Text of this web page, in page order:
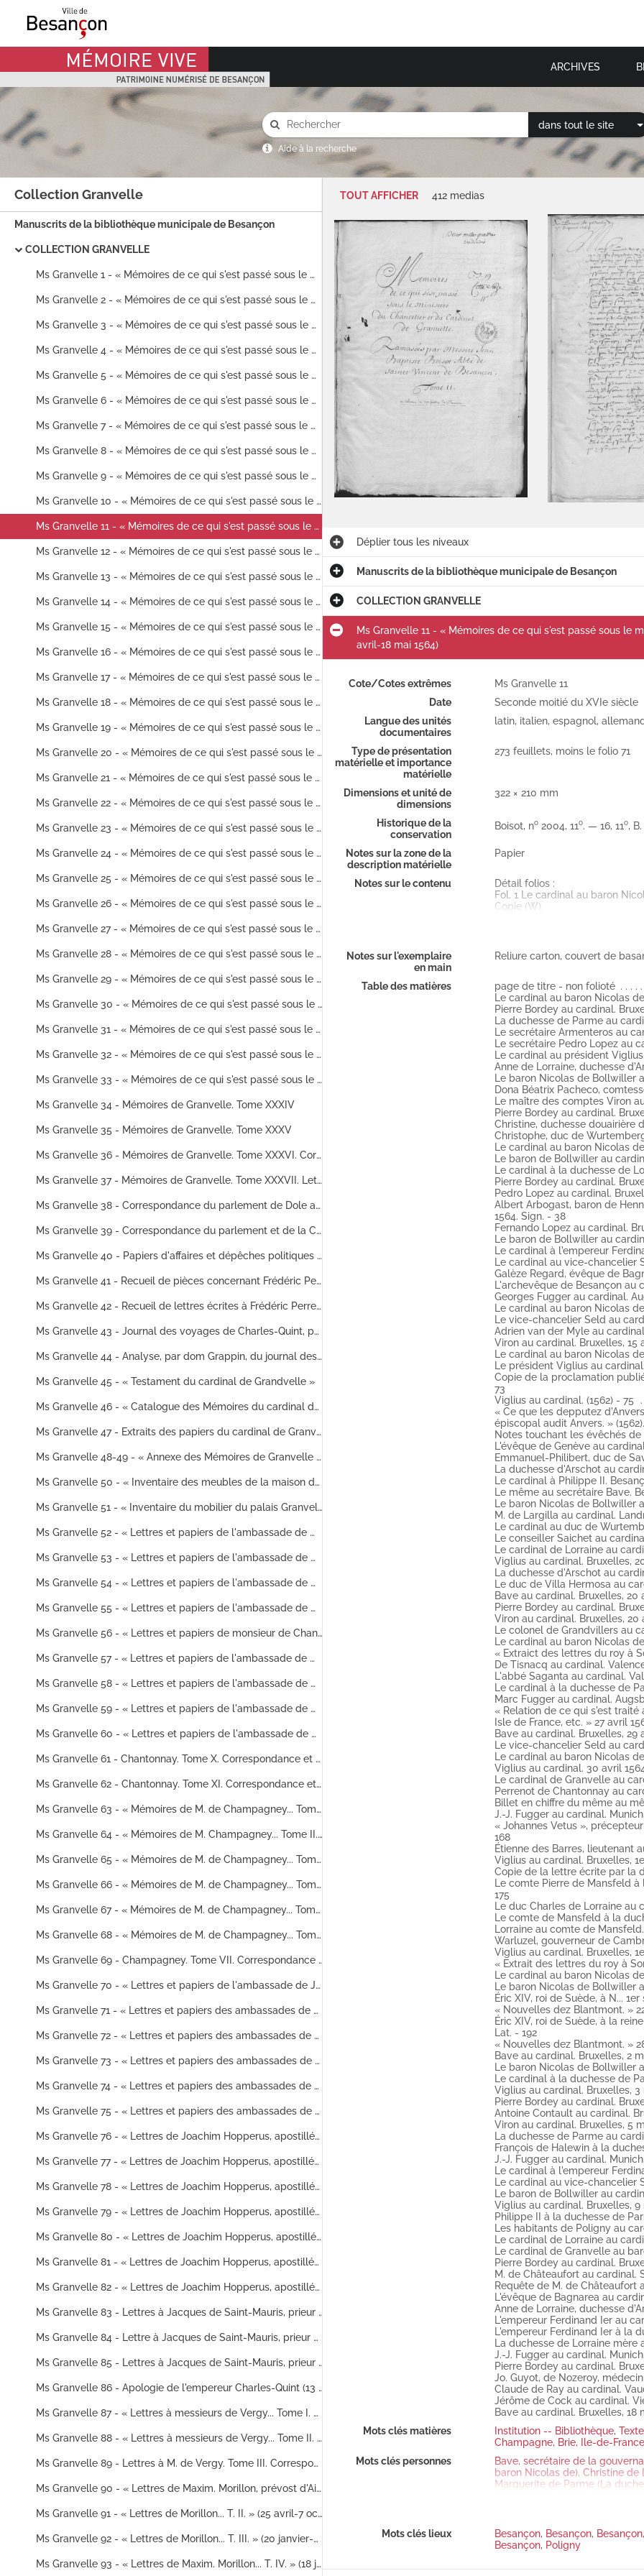
Mémoire Vive patrimoine numérisé de Besançon ARCHIVES
dans tout le site
Aide à la recherche
Collection Granvelle
Manuscrits de la bibliothèque municipale de Besançon
COLLECTION GRANVELLE
Ms Granvelle 1 - « Mémoires de ce qui s'est passé sous le ministère du chancelier et du cardinal de Granvelle, ramassées (sic) par messire Jean-Baptiste Boisot, abbé de Sainct-Vincent de Besançon. Tome I. » (1408-1529)
Ms Granvelle 2 - « Mémoires de ce qui s'est passé sous le ministère du chancelier et du cardinal de Granvelle... Tome II. » (1530-1536)
Ms Granvelle 3 - « Mémoires de ce qui s'est passé sous le ministère du chancelier et du cardinal de Granvelle... Tome III. » (1529-1546)
Ms Granvelle 4 - « Mémoires de ce qui s'est passé sous le ministère du chancelier et du cardinal de Granvelle... Tome IV. » (1546-1607)
Ms Granvelle 5 - « Mémoires de ce qui s'est passé sous le ministère du chancelier et du cardinal de Granvelle... Tome V. » (1539-1558)
Ms Granvelle 6 - « Mémoires de ce qui s'est passé sous le ministère du chancelier et du cardinal de Granvelle... Tome VI. » (1531-1561)
Ms Granvelle 7 - « Mémoires de ce qui s'est passé sous le ministère du chancelier et du cardinal de Granvelle... Tome VII. » (1560-1562)
Ms Granvelle 8 - « Mémoires de ce qui s'est passé sous le ministère du chancelier et du cardinal de Granvelle... » Tome VII. (1562-1563)
Ms Granvelle 9 - « Mémoires de ce qui s'est passé sous le ministère du chancelier et du cardinal de Granvelle... Tome IX. » (1563)
Ms Granvelle 10 - « Mémoires de ce qui s'est passé sous le ministère du chancelier et du cardinal de Granvelle... Tome X. » (2 janvier-31 mars 1564)
Ms Granvelle 11 - « Mémoires de ce qui s'est passé sous le ministère du chancelier et du cardinal de Granvelle... Tome XI. » (2 avril-18 mai 1564)
Ms Granvelle 12 - « Mémoires de ce qui s'est passé sous le ministère du chancelier et du cardinal de Granvelle... Tome XII. » (18 mai-30 juin 1564)
Ms Granvelle 13 - « Mémoires de ce qui s'est passé sous le ministère du chancelier et du cardinal de Granvelle. Tome XIII. » (1er juillet-31 août 1564)
Ms Granvelle 14 - « Mémoires de ce qui s'est passé sous le ministère du chancelier et du cardinal de Granvelle... Tome XIV. » (1er septembre-31 octobre 1564)
Ms Granvelle 15 - « Mémoires de ce qui s'est passé sous le ministère du chancelier et du cardinal de Granvelle... Tome XV. » (1er septembre-30 novembre 1564)
Ms Granvelle 16 - « Mémoires de ce qui s'est passé sous le ministère du chancelier et du cardinal de Granvelle... Tome XVI. » (Fin 1564-27 février 1565)
Ms Granvelle 17 - « Mémoires de ce qui s'est passé sous le ministère du chancelier et du cardinal de Granvelle... Tome XVII. » (1er janvier-29 avril 1565)
Ms Granvelle 18 - « Mémoires de ce qui s'est passé sous le ministère du chancelier et du cardinal de Granvelle... Tome XVIII. » (1er mai-30 juin 1565)
Ms Granvelle 19 - « Mémoires de ce qui s'est passé sous le ministère du cardinal et du chancelier de Granvelle... Tome XIX. » (1er juillet-15 août 1565)
Ms Granvelle 20 - « Mémoires de ce qui s'est passé sous le ministère du chancelier et du cardinal de Granvelle... Tome XX. » (1er septembre 1565-31 octobre 1565)
Ms Granvelle 21 - « Mémoires de ce qui s'est passé sous le ministère du chancelier et du cardinal de Granvelle... Tome XXI »
Ms Granvelle 22 - « Mémoires de ce qui s'est passé sous le ministère du chancelier et du cardinal de Granvelle... Tome XXII. » (1er janvier 1566-30 juin 1566
Ms Granvelle 23 - « Mémoires de ce qui s'est passé sous le ministère du chancelier et du cardinal de Granvelle... Tome XXIII »
Ms Granvelle 24 - « Mémoires de ce qui s'est passé sous le ministère du cardinal et du chancelier de Granvelle... Tome XXIV »
Ms Granvelle 25 - « Mémoires de ce qui s'est passé sous le ministère du chancelier et du cardinal de Granvelle... Tome XXV. » (1er avril 1565-30 décembre 1567)
Ms Granvelle 26 - « Mémoires de ce qui s'est passé sous le ministère du chancelier et du cardinal de Granvelle... Tome XXVI »
Ms Granvelle 27 - « Mémoires de ce qui s'est passé sous le ministère du chancelier et du cardinal de Granvelle... Tome XXVII. » (23 janvier 1569-31 décembre 1570)
Ms Granvelle 28 - « Mémoires de ce qui s'est passé sous le ministère du chancelier et du cardinal de Granvelle... Tome XXVIII. » (8 janvier 1571-23 décembre 1572)
Ms Granvelle 29 - « Mémoires de ce qui s'est passé sous le ministère du chancelier et du cardinal de Granvelle... Tome XXIX. » (13 janvier 1573-31 décembre 1574)
Ms Granvelle 30 - « Mémoires de ce qui s'est passé sous le ministère du chancelier et du cardinal de Granvelle... Tome XXX. » (3 janvier 1575-26 décembre 1578)
Ms Granvelle 31 - « Mémoires de ce qui s'est passé sous le ministère du chancelier et du cardinal de Granvelle... Tome XXXI. » (5 janvier 1579-23 décembre 1581)
Ms Granvelle 32 - « Mémoires de ce qui s'est passé sous le ministère du chancelier et du cardinal de Granvelle... Tome XXXII. » (13 janvier 1582-31 décembre 1582)
Ms Granvelle 33 - « Mémoires de ce qui s'est passé sous le ministère du chancelier et du cardinal de Granvelle... Tome XXXIII. » (2 janvier 1583 à la mort du cardinal)
Ms Granvelle 34 - Mémoires de Granvelle. Tome XXXIV
Ms Granvelle 35 - Mémoires de Granvelle. Tome XXXV
Ms Granvelle 36 - Mémoires de Granvelle. Tome XXXVI. Correspondance diverse, en majeure partie adressée au cardinal (septembre 1502-26 mai 1592)
Ms Granvelle 37 - Mémoires de Granvelle. Tome XXXVII. Lettres diverses adressées au cardinal, notamment la correspondance de Marguerite, duchesse de Parme (Août 1580-9 mars 1583)
Ms Granvelle 38 - Correspondance du parlement de Dole avec le gouverneur de la Franche-Comté, et diverses lettres de celui-ci concernant les affaires publiques de cette province. (1561-1648)
Ms Granvelle 39 - Correspondance du parlement et de la Chambre des comptes de Dole avec le gouverneur de la Franche-Comté ; diverses pièces jointes à cette correspondance et quelques lettres reçues par Frédéric Perrenot. 1545-1594
Ms Granvelle 40 - Papiers d'affaires et dépêches politiques de la famille Perrenot de Granvelle
Ms Granvelle 41 - Recueil de pièces concernant Frédéric Perrenot de Granvelle, seigneur de Champagney
Ms Granvelle 42 - Recueil de lettres écrites à Frédéric Perrenot, chef des finances de Flandre, et à divers gouverneurs de la Franche-Comté, sur les événements concernant cette province
Ms Granvelle 43 - Journal des voyages de Charles-Quint, par J. Vandenesse
Ms Granvelle 44 - Analyse, par dom Grappin, du journal des voyages de Charles-Quint, de J. Vandenesse
Ms Granvelle 45 - « Testament du cardinal de Grandvelle »
Ms Granvelle 46 - « Catalogue des Mémoires du cardinal de Granvelle », dressé par Jean-Baptiste Boisot
Ms Granvelle 47 - Extraits des papiers du cardinal de Granvelle, par l'abbé J.-B. Boisot, etc.
Ms Granvelle 48-49 - « Annexe des Mémoires de Granvelle », par dom Berthod
Ms Granvelle 50 - « Inventaire des meubles de la maison de Granvelle »
Ms Granvelle 51 - « Inventaire du mobilier du palais Granvelle à Besançon en 1607 ; copie faite pour la Bibliothèque de Besançon, d'après deux expéditions appartenant, l'une, à Mr le président Clerc, l'autre, à Mr Varin d'Ainvelle (1863-1882) »
Ms Granvelle 52 - « Lettres et papiers de l'ambassade de monsieur de Chantonnay à l'empereur Maximilien II... Tome I. » (3 février 1566-25 août 1565)
Ms Granvelle 53 - « Lettres et papiers de l'ambassade de M. de Chantonnay à l'empereur Maximilien II... T. II. » (3 septembre-29 décembre 1565)
Ms Granvelle 54 - « Lettres et papiers de l'ambassade de monsieur de Chantonnay à l'empereur Maximilien... Tome III. » (22 février 1566-31 décembre 1566)
Ms Granvelle 55 - « Lettres et papiers de l'ambassade de monsieur de Chantonnay à l'empereur Maximilien... Tome IV. » (27 novembre 1565-18 décembre 1567)
Ms Granvelle 56 - « Lettres et papiers de monsieur de Chantonnay à l'empereur Maximilien... Tome V. » (23 mars 1567-4 décembre 1568)
Ms Granvelle 57 - « Lettres et papiers de l'ambassade de monsieur de Chantonnay à l'empereur Maximilien... Tome VI. » (12 janvier 1569-29 novembre 1569)
Ms Granvelle 58 - « Lettres et papiers de l'ambassade de monsieur de Chantonnay à l'empereur Maximilien... Tome VII. » (2 janvier 1568-1571)
Ms Granvelle 59 - « Lettres et papiers de l'ambassade de monsieur de Chantonnay à l'empereur Maximilien... Tome VIII »
Ms Granvelle 60 - « Lettres et papiers de l'ambassade de monsieur de Chantonnay à l'empereur Maximilien... Tome IX. » (10 décembre 1519-avril 1569)
Ms Granvelle 61 - Chantonnay. Tome X. Correspondance et pièces diverses concernant Thomas Perrenot, sieur de Chantonnay, et surtout son fils François Perrenot, comte de Cantecroy (20 juillet 1550-12 décembre 1607)
Ms Granvelle 62 - Chantonnay. Tome XI. Correspondance et quelques pièces diverses concernant François Perrenot de Granvelle d'Oiselay, comte de Cantecroy, baron de La Villeneuve. (17 janvier 1606-22 septembre 1628)
Ms Granvelle 63 - « Mémoires de M. de Champagney... Tome I. » (22 juin-27 décembre 1593)
Ms Granvelle 64 - « Mémoires de M. Champagney... Tome II. » (1er janvier 1594-24 juin 1594)
Ms Granvelle 65 - « Mémoires de M. de Champagney... Tome III. » (1er juillet 1594-31 décembre 1594)
Ms Granvelle 66 - « Mémoires de M. de Champagney... Tome IV. » (2 janvier 1595-23 décembre 1595)
Ms Granvelle 67 - « Mémoires de M. de Champagney... Tome V. » (14 janvier 1596-31 décembre 1596)
Ms Granvelle 68 - « Mémoires de M. de Champagney... Tome VI. » (5 mars 1597-5 janvier 1613)
Ms Granvelle 69 - Champagney. Tome VII. Correspondance et pièces diverses concernant Frédéric Perrenot, sieur de Champagney
Ms Granvelle 70 - « Lettres et papiers de l'ambassade de Jean de Sainct Mauris en France... » (4 décembre 1544-1582)
Ms Granvelle 71 - « Lettres et papiers des ambassades de Simon Renard... Tome I. » (29 janvier 1548-26 mars 1550 avant Pâques)
Ms Granvelle 72 - « Lettres et papiers des ambassades de Simon Renard... Tome II. » (5 août 1545-24 juillet 1556)
Ms Granvelle 73 - « Lettres et papiers des ambassades de Simon Renard... Tome III. » (Janvier 1553-juillet 1555)
Ms Granvelle 74 - « Lettres et papiers des ambassades de Simon Renard... T. IV »
Ms Granvelle 75 - « Lettres et papiers des ambassades de Simon Renard... T. V. » (Janvier 1555-16 juillet 1592)
Ms Granvelle 76 - « Lettres de Joachim Hopperus, apostillées de la main du roi Philippe second... Tome I. » (10 février 1567-30 avril 1572)
Ms Granvelle 77 - « Lettres de Joachim Hopperus, apostillées de la main du roi Philippe second... Tome II. » (2 mai 1572-17 octobre 1572)
Ms Granvelle 78 - « Lettres de Joachim Hopperus, apostillées de la main du roi Philippe second... Tome III. » (7 janvier 1573-27 décembre 1573)
Ms Granvelle 79 - « Lettres de Joachim Hopperus, apostillées de la main de Philippe second... Tome IV. » (17 janvier 1573-13 décembre 1574)
Ms Granvelle 80 - « Lettres de Joachim Hopperus, apostillées de la main de Philippe second... Tome V. » (3 mai 1575-1576)
Ms Granvelle 81 - « Lettres de Joachim Hopperus, apostillées de la main de Philippe second... Tome VI. » (1er janvier 1576-28 septembre 1576)
Ms Granvelle 82 - « Lettres de Joachim Hopperus, apostillées de la main de Philippe second... Tome VII. » (1576)
Ms Granvelle 83 - Lettres à Jacques de Saint-Mauris, prieur de Bellefontaine, puis abbé de Goailles et Montbenoît. Tome I (22 décembre 1555-25 décembre 1582)
Ms Granvelle 84 - Lettre à Jacques de Saint-Mauris, prieur de Bellefontaine. Tome II. 15 janvier 1583-11 septembre 1586
Ms Granvelle 85 - Lettres à Jacques de Saint-Mauris, prieur de Bellefontaine. Tome III. (28 avril 1559-31 janvier 1601)
Ms Granvelle 86 - Apologie de l'empereur Charles-Quint (13 août 1516-20 août 1537)
Ms Granvelle 87 - « Lettres à messieurs de Vergy... Tome I. » (3 novembre 1510-12 septembre 1598)
Ms Granvelle 88 - « Lettres à messieurs de Vergy... Tome II. » (1er juin 1600-27 février 1627)
Ms Granvelle 89 - Lettres à M. de Vergy. Tome III. Correspondance des gouverneurs de Bourgogne, de la famille de Vergy, comtes de Champlitte, savoir : Guillaume IV (mort en 1520), Claude (1520-1560), Guillaume V (1560-1591), Claude II (1591-1602), Clériadus (1603-mort après 1615)
Ms Granvelle 90 - « Lettres de Maxim. Morillon, prévost d'Aire et despuis évesque de Tournay, au cardinal de Granvelle, ramassées par messire Jean-Baptiste Boisot, abbé de Sainct-Vincent de Besançon. » Tome I. (26 mai 1545-27 décembre 1564)
Ms Granvelle 91 - « Lettres de Morillon... T. II. » (25 avril-7 octobre 1565)
Ms Granvelle 92 - « Lettres de Morillon... T. III. » (20 janvier-31 décembre 1566)
Ms Granvelle 93 - « Lettres de Maxim. Morillon... T. IV. » (18 janvier-21 décembre 1567)
TOUT AFFICHER 412 medias
Dépliertous les niveaux
Manuscrits de la bibliothèque municipale de Besançon
COLLECTION GRANVELLE
Ms Granvelle 11 - « Mémoires de ce qui s'est passé sous le
avril-18 mai 1564)
Cote/Cotes extrêmes
Ms Granvelle 11
Date
Seconde moitié du XVIe siècle
Langue des unités
documentaires
latin, italien, espagnol,
Type de présentation
matérielle et importance
matérielle
273 feuillets, moins le folio 71
Dimensions et unité de
dimensions
322 × 210 mm
Historique de la
conservation
Boisot, no2004, 11o. — 16, 11o, B.
Notes sur la zone de la
description matérielle
Papier
Notes sur le contenu
Détail folios :
Fol. 1 Le cardinal au baron
Copie (W).
Fol. 10 Le secrétaire
Fol. 13 Le secrétaire Pedro
Fol. 16 Anne de Lorraine,
Fol. 18 Le baron Nicolas de
Sign. (Publié par Weiss).
Fol. 20 Dona Béatrix Pacheco,
espagnol
Fol. 22 Le maître des comptes
Fol. 24 Pierre Bordey au
Fol. 26 Christine, duchesse
Fol. 28 Christophe, duc de
Sign.
Fol. 29 Le cardinal au baron
Copie (Publié par Weiss).
Fol. 31 Le baron de Bollwiller
Moitié copie et autographe.
Fol. 33 Le cardinal à la
(Publié par Weiss).
Fol. 34 Pierre Bordey au
Fol. 36 Pedro Lopez au
Fol. 38 Albert Arbogast, baron
10 avril 1564 latin
Sign.
Fol. 40 Fernando Lopez au
Fol. 41 Le baron de Bollwiller
Sign.
Fol. 45 Le cardinal à
Copie.
Fol. 47 Le cardinal au vice-
Copie.
Fol. 49 et 51 Galèze Regard,
Sign.
Fol. 53 et 55 L'archevêque de
Sign.
Fol. 57 Georges Fugger au
Fol. 59 Le cardinal au baron
Copie (Publié par Weiss).
Fol. 61 Le vice-chancelier Seld
(Publié par Weiss).
Fol. 65 Adrien van der Myle au
Fol. 67 Viron au cardinal.
Fol. 69 Le cardinal au baron
Copie.
Fol. 72 Le président Viglius au
(Publié par Weiss).
Fol. 74 Copie de la
1563 latin
Fol. 75 Viglius au cardinal.
Fol. 76 « Ce que les depputez
siège épiscopal audit Anvers. »
Copie.
Fol. 81 Notes touchant les
Fol. 86 L'évêque de Genève au
Fol. 88 Emmanuel-Philibert,
Fol. 90 La duchesse d'Arschot
Fol. 92 Le cardinal à Philippe
(Publié par Weiss).
Fol. 100 Le même au
Copie (Publié par Weiss).
Fol. 104 Le baron Nicolas de
Fol. 106 M. de Largilla au
Fol. 108 Le cardinal au duc de
Sign.
Fol. 109 Le conseiller Saichet
Fol. 111 Le cardinal de
(Publié par Weiss).
Fol. 113 Viglius au cardinal.
(Publié par Weiss).
Fol. 115 La duchesse
Fol. 117 Le duc de Villa
Copie signée.
Fol. 119 Bave au cardinal.
(Publié par Weiss).
Fol. 123 Pierre Bordey au
Fol. 125 et 126 Viron au
Fol. 127 Le colonel de
Copie signée.
Fol. 129 Le cardinal au baron
(Publié par Weiss).
Fol. 131 « Extraict des lettres
Fol. 132 et 134 De Tisnacq au
Fol. 136 L'abbé Saganta au
Fol. 140 Le cardinal à la
Copie (Publié par Weiss).
Fol. 146 Marc Fugger au
Fol. 148 « Relation de ce qui
Champagne, Brie, Isle de
(Publié par Weiss).
Fol. 150 Bave au cardinal.
(Publié par Weiss).
Fol. 152 Le vice-chancelier
Fol. 154 Le cardinal au baron
Copie (Publié par Weiss).
Fol. 157 Viglius au cardinal. 30
Fol. 159 Le cardinal de
Copie.
Fol. 163 Perrenot de
Fol. 164 Billet en chiffre du
Fol. 166 J.-J. Fugger au
(Publié par Weiss).
Fol. 168 « Johannes Vetus »,
latin
Fol. 170 Étienne des Barres,
Fol. 172 Viglius au cardinal.
Fol. 173 Copie de la lettre
latin
(Publié par Weiss, analysée en
Fol. 175 Le comte Pierre de
Copie.
Fol. 175 vo Le duc Charles de
Copie.
Fol. 177 Le comte de Mansfeld
Copie.
Ibid.Le duc Charles de
Copie.
Fol. 178 Warluzel, gouverneur
Copie.
Fol. 179 et 181 Viglius au
(Publié par Weiss).
Fol. 182 « Extrait des lettres du
latin
Fol. 184 Le cardinal au baron
Copie (Publié par Weiss).
Fol. 186 Le baron Nicolas de
Fol. 187 Éric XIV, roi de Suède,
Autographe.
(Publié par Weiss, analysée).
Fol. 190 « Nouvelles dez
(Publié par Weiss).
Fol. 192 Éric XIV, roi de Suède,
Autographe.
Fol. 194 « Nouvelles dez
Fol. 197 Bave au cardinal.
Copie (Publié par Weiss).
Fol. 205 Viglius au cardinal.
Fol. 208 Pierre Bordey au
Notes sur l'exemplaire
en main
Reliure carton, couvert de
Table des matières page de titre - non folioté
Le cardinal au baron Nicolas
Pierre Bordey au cardinal.
La duchesse de Parme au
Le secrétaire Armenteros au
Le secrétaire Pedro Lopez au
Le cardinal au président
Anne de Lorraine, duchesse
Le baron Nicolas de Bollwiller
Dona Béatrix Pacheco,
Le maître des comptes Viron
Pierre Bordey au cardinal.
Christine, duchesse douairière
Christophe, duc de
Le cardinal au baron Nicolas
Le baron de Bollwiller au
Le cardinal à la duchesse de
Pierre Bordey au cardinal.
Pedro Lopez au cardinal.
Albert Arbogast, baron de
1564. Sign. - 38
Fernando Lopez au cardinal.
Le baron de Bollwiller au
Le cardinal à l'empereur
Le cardinal au vice-chancelier
Galèze Regard, évêque de
L'archevêque de Besançon au
Georges Fugger au cardinal.
Le cardinal au baron Nicolas
Le vice-chancelier Seld au
Adrien van der Myle au
Viron au cardinal. Bruxelles, 15
Le cardinal au baron Nicolas
Le président Viglius au
Copie de la proclamation
73
Viglius au cardinal. (1562) - 75
« Ce que les depputez
épiscopal audit Anvers. »
Notes touchant les évêchés de
L'évêque de Genève au
Emmanuel-Philibert, duc de
La duchesse d'Arschot au
Le cardinal à Philippe II.
Le même au secrétaire Bave.
Le baron Nicolas de Bollwiller
M. de Largilla au cardinal.
Le cardinal au duc de
Le conseiller Saichet au
Le cardinal de Lorraine au
Viglius au cardinal. Bruxelles,
La duchesse d'Arschot au
Le duc de Villa Hermosa au
Bave au cardinal. Bruxelles, 20
Pierre Bordey au cardinal.
Viron au cardinal. Bruxelles,
Le colonel de Grandvillers au
Le cardinal au baron Nicolas
« Extraict des lettres du roy à
De Tisnacq au cardinal.
L'abbé Saganta au cardinal.
Le cardinal à la duchesse de
Marc Fugger au cardinal.
« Relation de ce qui s'est traité
Isle de France, etc. » 27 avril
Bave au cardinal. Bruxelles, 29
Le vice-chancelier Seld au
Le cardinal au baron Nicolas
Viglius au cardinal. 30 avril
Le cardinal de Granvelle au
Perrenot de Chantonnay au
Billet en chiffre du même au
J.-J. Fugger au cardinal.
« Johannes Vetus »,
168
Étienne des Barres, lieutenant
Viglius au cardinal. Bruxelles,
Copie de la lettre écrite par la
Le comte Pierre de Mansfeld à
175
Le duc Charles de Lorraine au
Le comte de Mansfeld à la
Lorraine au comte de
Warluzel, gouverneur de
Viglius au cardinal. Bruxelles,
« Extrait des lettres du roy à
Le cardinal au baron Nicolas
Le baron Nicolas de Bollwiller
Éric XIV, roi de Suède, à N...
« Nouvelles dez Blantmont. »
Éric XIV, roi de Suède, à la
Lat. - 192
« Nouvelles dez Blantmont. »
Bave au cardinal. Bruxelles, 2
Le baron Nicolas de Bollwiller
Le cardinal à la duchesse de
Viglius au cardinal. Bruxelles, 3
Pierre Bordey au cardinal.
Antoine Contault au cardinal.
Viron au cardinal. Bruxelles, 5
La duchesse de Parme au
François de Halewin à la
J.-J. Fugger au cardinal.
Le cardinal à l'empereur
Le cardinal au vice-chancelier
Le baron de Bollwiller au
Viglius au cardinal. Bruxelles, 9
Philippe II à la duchesse de
Les habitants de Poligny au
Le cardinal de Lorraine au
Le cardinal de Granvelle au
Pierre Bordey au cardinal.
M. de Châteaufort au cardinal.
Requête de M. de Châteaufort
L'évêque de Bagnarea au
Anne de Lorraine, duchesse
L'empereur Ferdinand Ier au
L'empereur Ferdinand Ier à la
La duchesse de Lorraine mère
J.-J. Fugger au cardinal.
Pierre Bordey au cardinal.
Jo. Guyot, de Nozeroy,
Claude de Ray au cardinal.
Jérôme de Cock au cardinal.
Bave au cardinal. Bruxelles, 18
Mots clés matières
Institution -- Bibliothèque,
Champagne, Brie, Ile-de-
Mots clés personnes
Bave, secrétaire de la
baron Nicolas de), Christine de
Marguerite de Parme (La
Granvelle (Antoine, cardinal),
Granvelle (Antoine, cardinal),
Anne de Lorraine, duchesse
(Antoine, cardinal), évêque
Mots clés lieux Besançon, Besançon, Besançon,
Besançon, Poligny